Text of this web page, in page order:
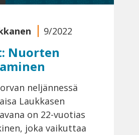
9/2022
Nuorten
neljännessä
Laukkasen
on 22-vuotias
joka vaikuttaa